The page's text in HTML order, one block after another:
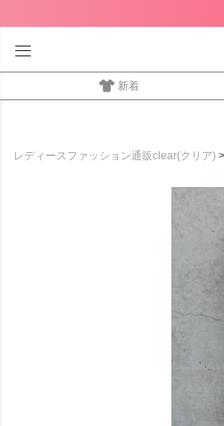
新着
レディースファッション通販clear(クリア)